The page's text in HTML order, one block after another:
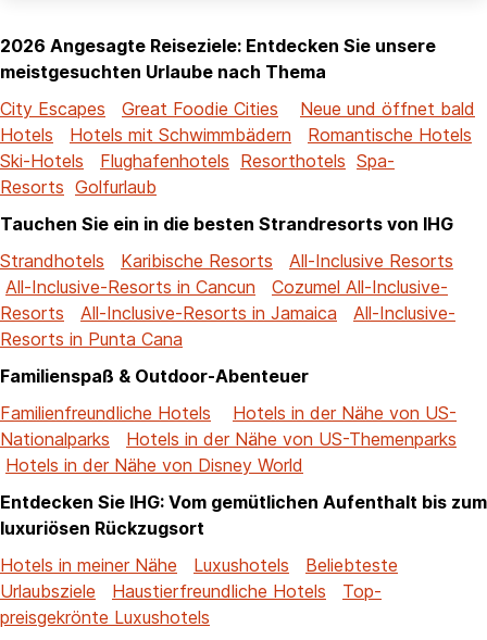
2026 Angesagte Reiseziele: Entdecken Sie unsere
meistgesuchten Urlaube nach Thema
City Escapes
Great Foodie Cities
Neue und öffnet bald
Hotels
Hotels mit Schwimmbädern
Romantische Hotels
Ski-Hotels
Flughafenhotels Resorthotels Spa-
Resorts Golfurlaub
Tauchen Sie ein in die besten Strandresorts von IHG
Strandhotels
Karibische Resorts
All-Inclusive Resorts
All-Inclusive-Resorts in Cancun
Cozumel All-Inclusive-
Resorts
All-Inclusive-Resorts in Jamaica
All-Inclusive-
Resorts in Punta Cana
Familienspaß & Outdoor-Abenteuer
Familienfreundliche Hotels
Hotels in der Nähe von US-
Nationalparks
Hotels in der Nähe von US-Themenparks
Hotels in der Nähe von Disney World
Entdecken Sie IHG: Vom gemütlichen Aufenthalt bis zum
luxuriösen Rückzugsort
Hotels in meiner Nähe
Luxushotels
Beliebteste
Urlaubsziele
Haustierfreundliche Hotels
Top-
preisgekrönte Luxushotels